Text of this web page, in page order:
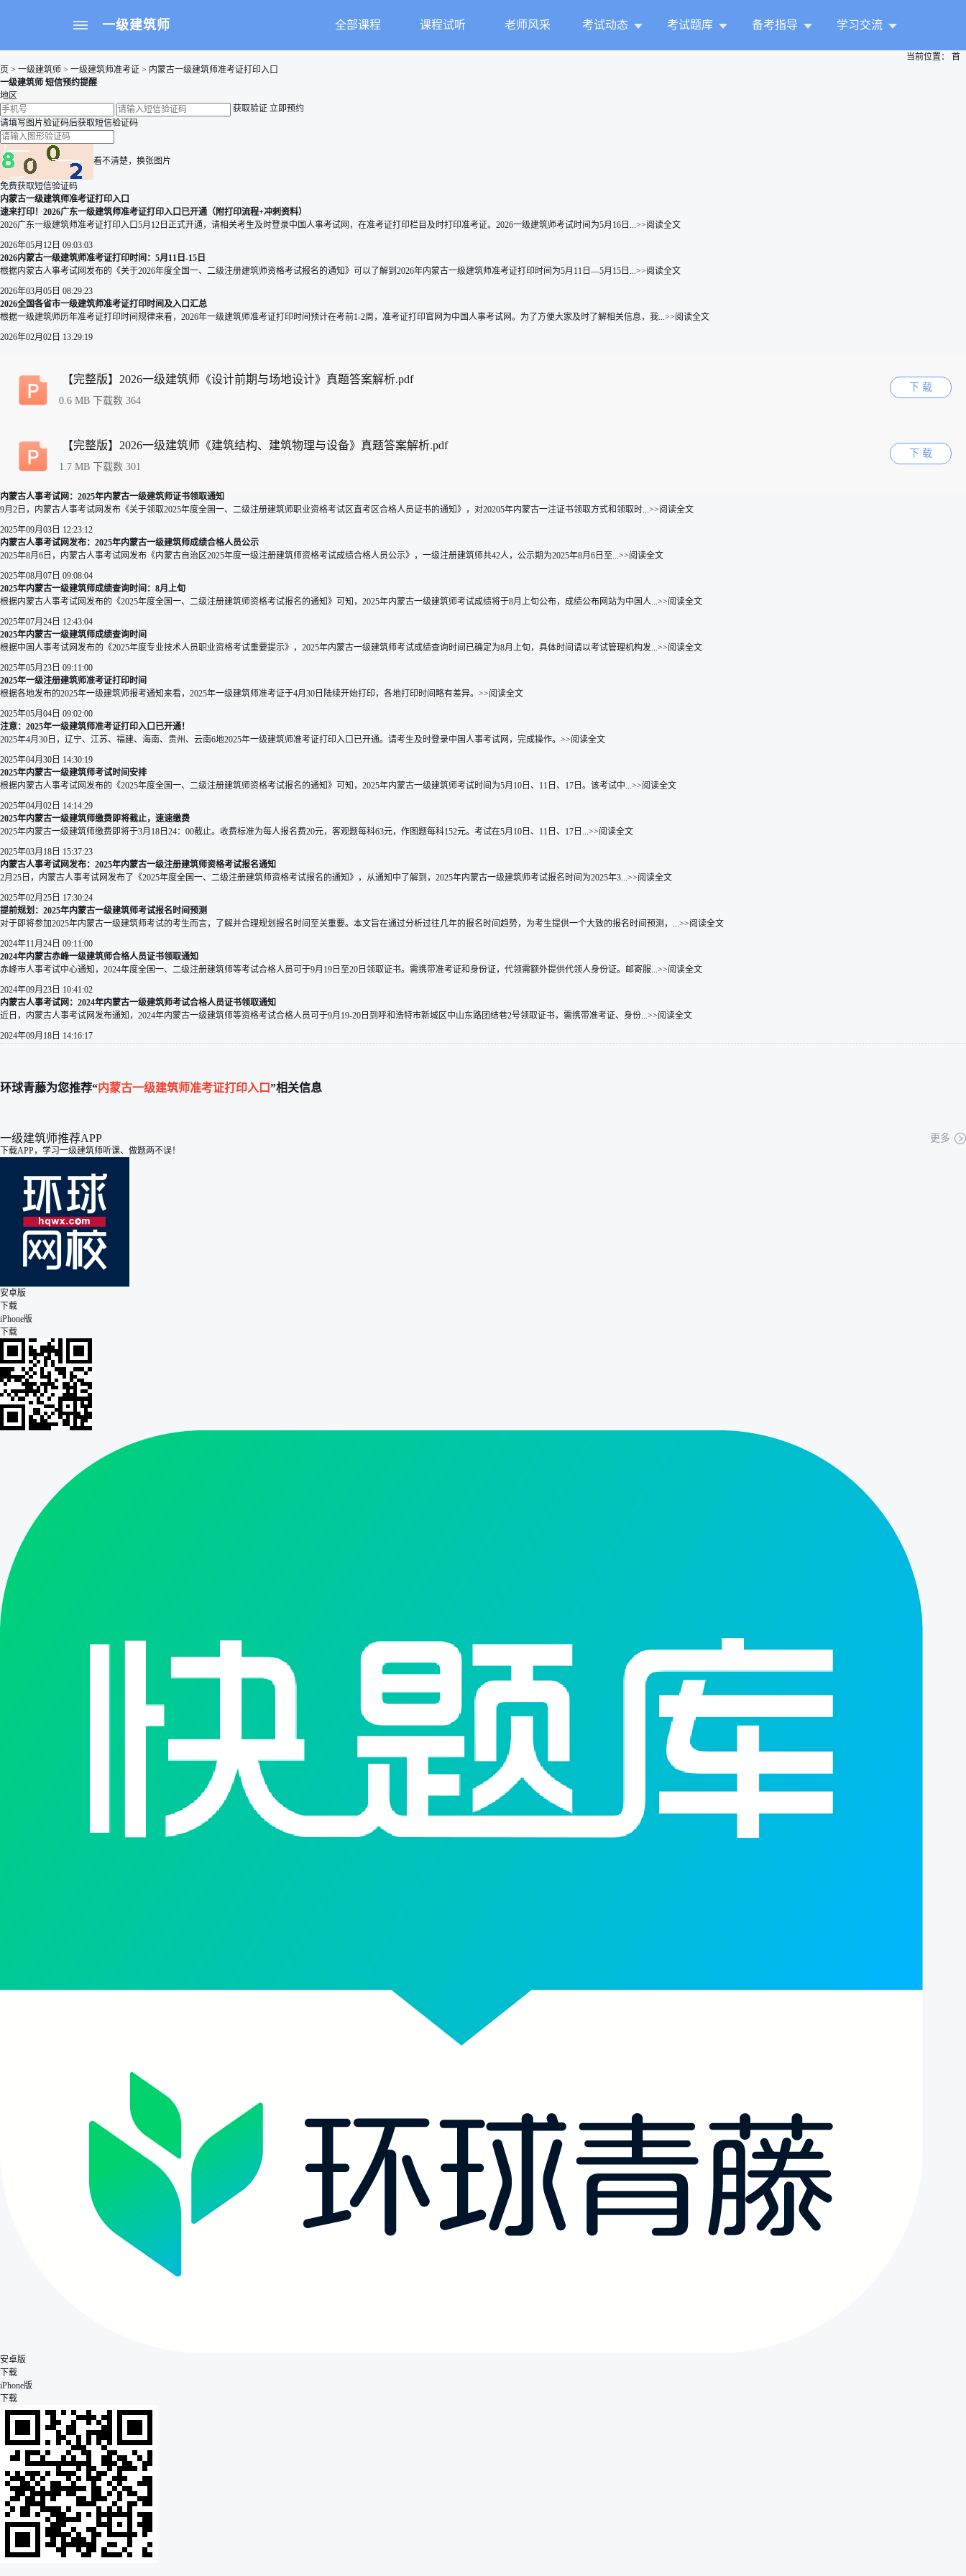
一级建筑师 全部课程 课程试听 老师风采 考试动态 考试题库 备考指导 学习交流
当前位置：
首
页 > 一级建筑师 > 一级建筑师准考证 > 内蒙古一级建筑师准考证打印入口
一级建筑师 短信预约提醒
地区
获取验证 立即预约
请填写图片验证码后获取短信验证码
看不清楚，换张图片
免费获取短信验证码
内蒙古一级建筑师准考证打印入口
速来打印！2026广东一级建筑师准考证打印入口已开通（附打印流程+冲刺资料）
2026广东一级建筑师准考证打印入口5月12日正式开通，请相关考生及时登录中国人事考试网，在准考证打印栏目及时打印准考证。2026一级建筑师考试时间为5月16日...>>阅读全文
2026年05月12日 09:03:03
2026内蒙古一级建筑师准考证打印时间：5月11日-15日
根据内蒙古人事考试网发布的《关于2026年度全国一、二级注册建筑师资格考试报名的通知》可以了解到2026年内蒙古一级建筑师准考证打印时间为5月11日—5月15日...>>阅读全文
2026年03月05日 08:29:23
2026全国各省市一级建筑师准考证打印时间及入口汇总
根据一级建筑师历年准考证打印时间规律来看，2026年一级建筑师准考证打印时间预计在考前1-2周，准考证打印官网为中国人事考试网。为了方便大家及时了解相关信息，我...>>阅读全文
2026年02月02日 13:29:19
【完整版】2026一级建筑师《设计前期与场地设计》真题答案解析.pdf
0.6 MB 下载数 364
下 载
【完整版】2026一级建筑师《建筑结构、建筑物理与设备》真题答案解析.pdf
1.7 MB 下载数 301
下 载
内蒙古人事考试网：2025年内蒙古一级建筑师证书领取通知
9月2日，内蒙古人事考试网发布《关于领取2025年度全国一、二级注册建筑师职业资格考试区直考区合格人员证书的通知》，对20205年内蒙古一注证书领取方式和领取时...>>阅读全文
2025年09月03日 12:23:12
内蒙古人事考试网发布：2025年内蒙古一级建筑师成绩合格人员公示
2025年8月6日，内蒙古人事考试网发布《内蒙古自治区2025年度一级注册建筑师资格考试成绩合格人员公示》，一级注册建筑师共42人，公示期为2025年8月6日至...>>阅读全文
2025年08月07日 09:08:04
2025年内蒙古一级建筑师成绩查询时间：8月上旬
根据内蒙古人事考试网发布的《2025年度全国一、二级注册建筑师资格考试报名的通知》可知，2025年内蒙古一级建筑师考试成绩将于8月上旬公布，成绩公布网站为中国人...>>阅读全文
2025年07月24日 12:43:04
2025年内蒙古一级建筑师成绩查询时间
根据中国人事考试网发布的《2025年度专业技术人员职业资格考试重要提示》，2025年内蒙古一级建筑师考试成绩查询时间已确定为8月上旬，具体时间请以考试管理机构发...>>阅读全文
2025年05月23日 09:11:00
2025年一级注册建筑师准考证打印时间
根据各地发布的2025年一级建筑师报考通知来看，2025年一级建筑师准考证于4月30日陆续开始打印，各地打印时间略有差异。>>阅读全文
2025年05月04日 09:02:00
注意：2025年一级建筑师准考证打印入口已开通！
2025年4月30日，辽宁、江苏、福建、海南、贵州、云南6地2025年一级建筑师准考证打印入口已开通。请考生及时登录中国人事考试网，完成操作。>>阅读全文
2025年04月30日 14:30:19
2025年内蒙古一级建筑师考试时间安排
根据内蒙古人事考试网发布的《2025年度全国一、二级注册建筑师资格考试报名的通知》可知，2025年内蒙古一级建筑师考试时间为5月10日、11日、17日。该考试中...>>阅读全文
2025年04月02日 14:14:29
2025年内蒙古一级建筑师缴费即将截止，速速缴费
2025年内蒙古一级建筑师缴费即将于3月18日24：00截止。收费标准为每人报名费20元，客观题每科63元，作图题每科152元。考试在5月10日、11日、17日...>>阅读全文
2025年03月18日 15:37:23
内蒙古人事考试网发布：2025年内蒙古一级注册建筑师资格考试报名通知
2月25日，内蒙古人事考试网发布了《2025年度全国一、二级注册建筑师资格考试报名的通知》，从通知中了解到，2025年内蒙古一级建筑师考试报名时间为2025年3...>>阅读全文
2025年02月25日 17:30:24
提前规划：2025年内蒙古一级建筑师考试报名时间预测
对于即将参加2025年内蒙古一级建筑师考试的考生而言，了解并合理规划报名时间至关重要。本文旨在通过分析过往几年的报名时间趋势，为考生提供一个大致的报名时间预测，...>>阅读全文
2024年11月24日 09:11:00
2024年内蒙古赤峰一级建筑师合格人员证书领取通知
赤峰市人事考试中心通知，2024年度全国一、二级注册建筑师等考试合格人员可于9月19日至20日领取证书。需携带准考证和身份证，代领需额外提供代领人身份证。邮寄服...>>阅读全文
2024年09月23日 10:41:02
内蒙古人事考试网：2024年内蒙古一级建筑师考试合格人员证书领取通知
近日，内蒙古人事考试网发布通知，2024年内蒙古一级建筑师等资格考试合格人员可于9月19-20日到呼和浩特市新城区中山东路团结巷2号领取证书，需携带准考证、身份...>>阅读全文
2024年09月18日 14:16:17
环球青藤为您推荐“内蒙古一级建筑师准考证打印入口”相关信息
一级建筑师推荐APP 更多
下载APP，学习一级建筑师听课、做题两不误！
安卓版
下载
iPhone版
下载
安卓版
下载
iPhone版
下载